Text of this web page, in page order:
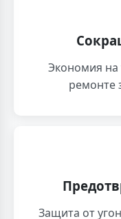
Экономия на
ремонте
Защита от